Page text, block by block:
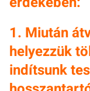
1. Miután
helyezzük
indítsunk